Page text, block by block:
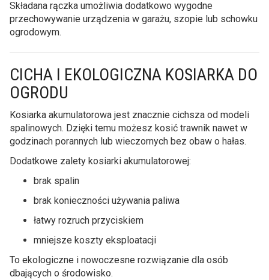
Składana rączka umożliwia dodatkowo wygodne
przechowywanie urządzenia w garażu, szopie lub schowku
ogrodowym.
CICHA I EKOLOGICZNA KOSIARKA DO
OGRODU
Kosiarka akumulatorowa jest znacznie cichsza od modeli
spalinowych. Dzięki temu możesz kosić trawnik nawet w
godzinach porannych lub wieczornych bez obaw o hałas.
Dodatkowe zalety kosiarki akumulatorowej:
brak spalin
brak konieczności używania paliwa
łatwy rozruch przyciskiem
mniejsze koszty eksploatacji
To ekologiczne i nowoczesne rozwiązanie dla osób
dbających o środowisko.